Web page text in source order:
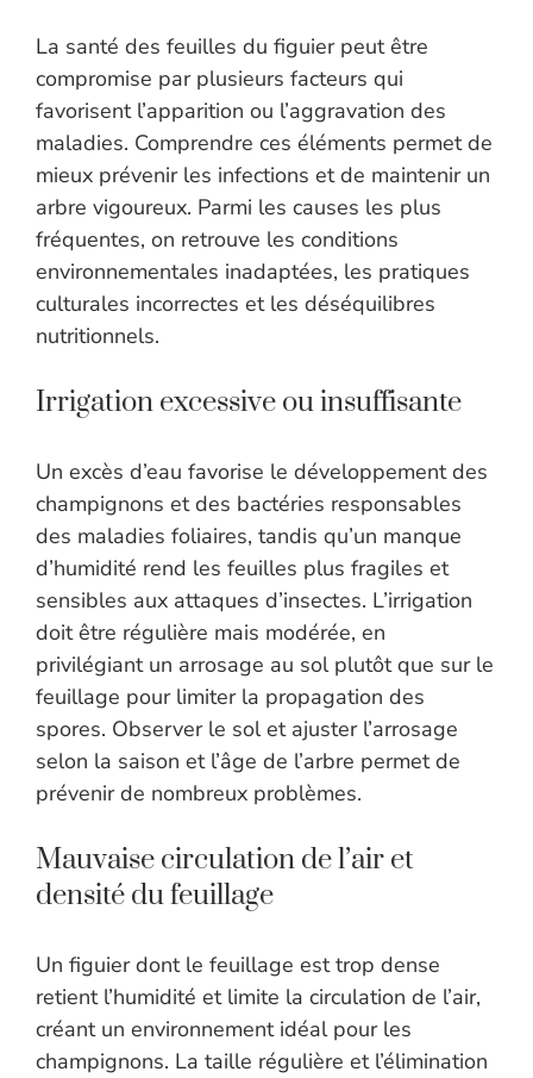
La santé des feuilles du figuier peut être
compromise par plusieurs facteurs qui
favorisent l’apparition ou l’aggravation des
maladies. Comprendre ces éléments permet de
mieux prévenir les infections et de maintenir un
arbre vigoureux. Parmi les causes les plus
fréquentes, on retrouve les conditions
environnementales inadaptées, les pratiques
culturales incorrectes et les déséquilibres
nutritionnels.
Irrigation excessive ou insuffisante
Un excès d’eau favorise le développement des
champignons et des bactéries responsables
des maladies foliaires, tandis qu’un manque
d’humidité rend les feuilles plus fragiles et
sensibles aux attaques d’insectes. L’irrigation
doit être régulière mais modérée, en
privilégiant un arrosage au sol plutôt que sur le
feuillage pour limiter la propagation des
spores. Observer le sol et ajuster l’arrosage
selon la saison et l’âge de l’arbre permet de
prévenir de nombreux problèmes.
Mauvaise circulation de l’air et
densité du feuillage
Un figuier dont le feuillage est trop dense
retient l’humidité et limite la circulation de l’air,
créant un environnement idéal pour les
champignons. La taille régulière et l’élimination